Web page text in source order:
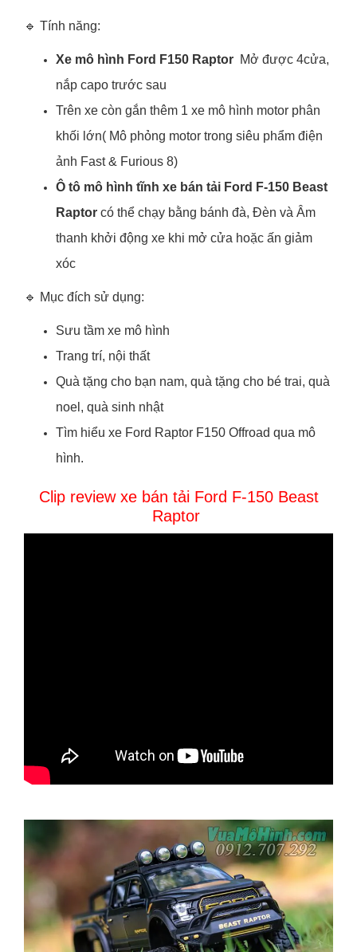
🔹 Tính năng:
Xe mô hình Ford F150 Raptor Mở được 4cửa,
nắp capo trước sau
Trên xe còn gắn thêm 1 xe mô hình motor phân
khối lớn( Mô phỏng motor trong siêu phẩm điện
ảnh Fast & Furious 8)
Ô tô mô hình tĩnh xe bán tải Ford F-150 Beast
Raptor có thể chạy bằng bánh đà, Đèn và Âm
thanh khởi động xe khi mở cửa hoặc ấn giảm
xóc
🔹 Mục đích sử dụng:
Sưu tầm xe mô hình
Trang trí, nội thất
Quà tặng cho bạn nam, quà tặng cho bé trai, quà
noel, quà sinh nhật
Tìm hiểu xe Ford Raptor F150 Offroad qua mô
hình.
Clip review xe bán tải Ford F-150 Beast
Raptor